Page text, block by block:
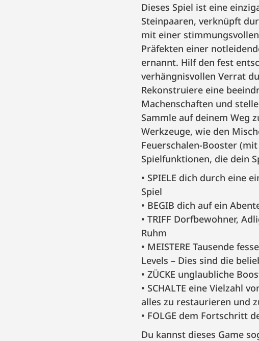
Dieses Spiel ist eine
Steinpaaren, verknüpft
mit einer
Präfekten einer
ernannt. Hilf den fest
verhängnisvollen Verrat
Rekonstruiere eine
Machenschaften und
Sammle auf deinem Weg
Werkzeuge, wie den
Feuerschalen-Booster
Spielfunktionen, die dein
SPIELE dich durch eine
Spiel
BEGIB dich auf ein
TRIFF Dorfbewohner,
Ruhm
MEISTERE Tausende
Levels – Dies sind die
ZÜCKE unglaubliche
SCHALTE eine Vielzahl
alles zu restaurieren und
FOLGE dem Fortschritt
Du kannst dieses Game